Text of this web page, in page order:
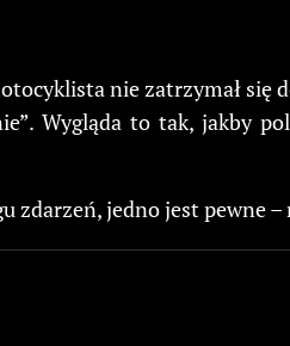
nie zatrzymał się
Wygląda to tak, jakby
zdarzeń, jedno jest